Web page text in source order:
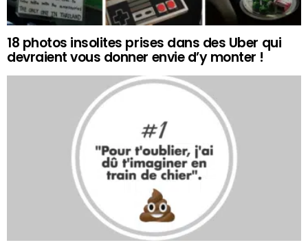
18 photos insolites prises dans des Uber qui
devraient vous donner envie d’y monter !